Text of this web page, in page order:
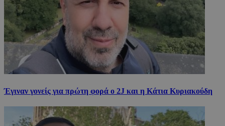
Έγιναν γονείς για πρώτη φορά ο 2J και η Κάτια Κυριακούδη